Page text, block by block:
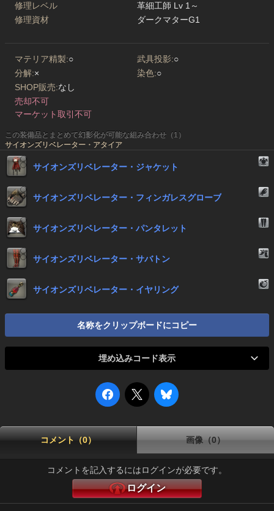
修理レベル
革細工師 Lv 1～
修理資材
ダークマターG1
マテリア精製:○ 武具投影:○
分解:× 染色:○
SHOP販売:なし
売却不可
マーケット取引不可
この装備品とまとめて幻影化が可能な組み合わせ（1）
サイオンズリベレーター・アタイア
サイオンズリベレーター・ジャケット
サイオンズリベレーター・フィンガレスグローブ
サイオンズリベレーター・パンタレット
サイオンズリベレーター・サバトン
サイオンズリベレーター・イヤリング
名称をクリップボードにコピー
埋め込みコード表示
コメント（0） 画像（0）
コメントを記入するにはログインが必要です。
ログイン